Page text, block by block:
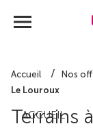
ACCUEIL
Accueil Nos
Le Louroux
Terrains